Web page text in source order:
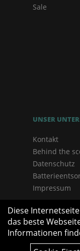
Sale
UNSER
Kontakt
Behind the
Datenschutz
Impressum
Diese
das beste
Informationen